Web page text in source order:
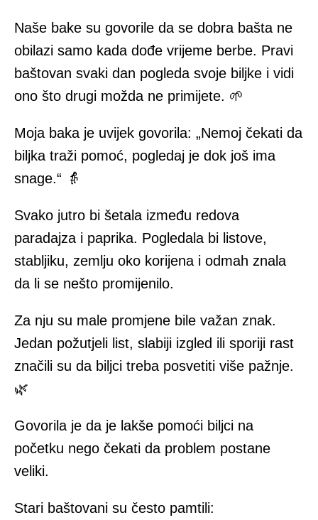
Naše bake su govorile da se dobra bašta ne
obilazi samo kada dođe vrijeme berbe. Pravi
baštovan svaki dan pogleda svoje biljke i vidi
ono što drugi možda ne primijete. 🌱
Moja baka je uvijek govorila: „Nemoj čekati da
biljka traži pomoć, pogledaj je dok još ima
snage.“ 👵
Svako jutro bi šetala između redova
paradajza i paprika. Pogledala bi listove,
stabljiku, zemlju oko korijena i odmah znala
da li se nešto promijenilo.
Za nju su male promjene bile važan znak.
Jedan požutjeli list, slabiji izgled ili sporiji rast
značili su da biljci treba posvetiti više pažnje.
🌿
Govorila je da je lakše pomoći biljci na
početku nego čekati da problem postane
veliki.
Stari baštovani su često pamtili: